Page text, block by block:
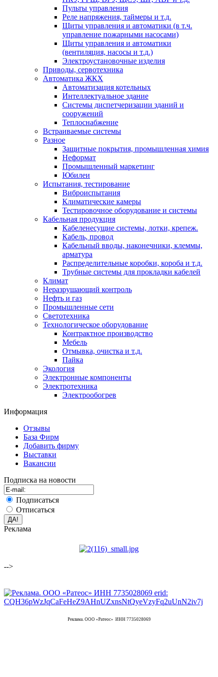
Пульты управления
Реле напряжения, таймеры и т.д.
Щиты управления и автоматики (в т.ч.
управление пожарными насосами)
Щиты управления и автоматики
(вентиляция, насосы и т.д.)
Электроустановочные изделия
Приводы, сервотехника
Автоматика ЖКХ
Автоматизация котельных
Интеллектуальное здание
Системы диспетчеризации зданий и
сооружений
Теплоснабжение
Встраиваемые системы
Разное
Защитные покрытия, промышленная химия
Неформат
Промышленный маркетинг
Юбилеи
Испытания, тестирование
Виброиспытания
Климатические камеры
Тестировочное оборудование и системы
Кабельная продукция
Кабеленесущие системы, лотки, крепеж.
Кабель, провод
Кабельный вводы, наконечники, клеммы,
арматура
Распределительные коробки, короба и т.д.
Трубные системы для прокладки кабелей
Климат
Неразрушающий контроль
Нефть и газ
Промышленные сети
Светотехника
Технологическое оборудование
Контрактное производство
Мебель
Отмывка, очистка и т.д.
Пайка
Экология
Электронные компоненты
Электротехника
Электрообогрев
Информация
Отзывы
База Фирм
Добавить фирму
Выставки
Вакансии
Подписка на новости
Подписаться
Отписаться
Реклама
-->
Реклама. ООО «Ратеос» ИНН 7735028069